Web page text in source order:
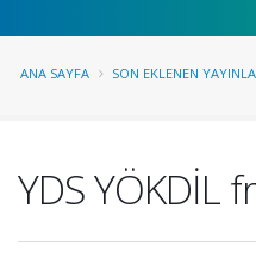
ANA SAYFA SON EKLENEN
YDS YÖKDİL